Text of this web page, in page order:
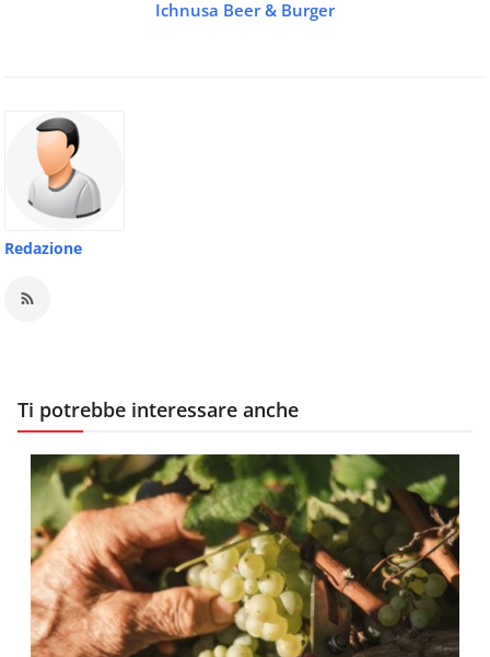
Ichnusa Beer & Burger
Redazione
Ti potrebbe interessare anche